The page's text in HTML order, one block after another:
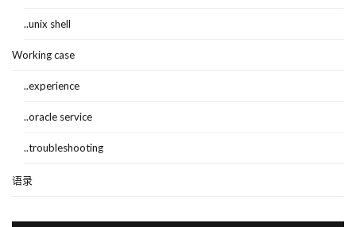
..unix shell
Working case
..experience
..oracle service
..troubleshooting
语录